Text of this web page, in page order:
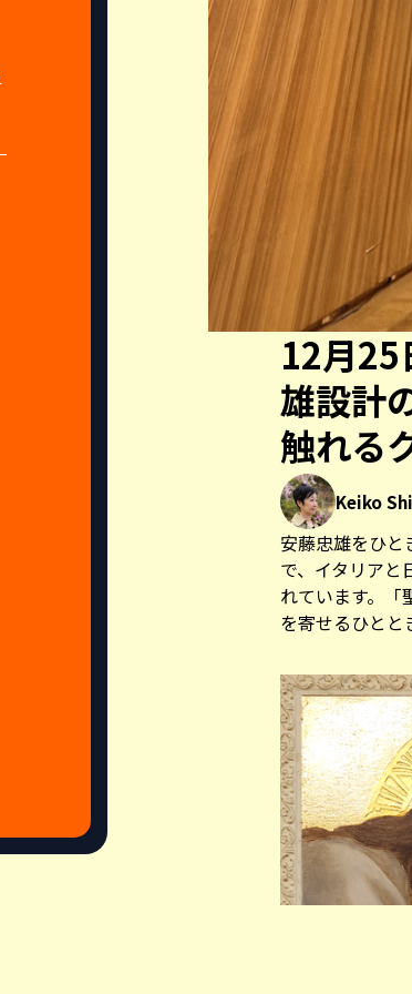
12月25
雄設計
触れる
Keiko
安藤忠雄をひと
で、イタリアと
れています。「
を寄せるひとと